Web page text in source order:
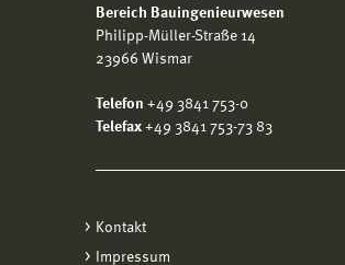
Bereich Bauingenieurwesen
Philipp-Müller-Straße 14
23966 Wismar
Telefon +49 3841 753-0
Telefax +49 3841 753-73 83
Kontakt
Impressum